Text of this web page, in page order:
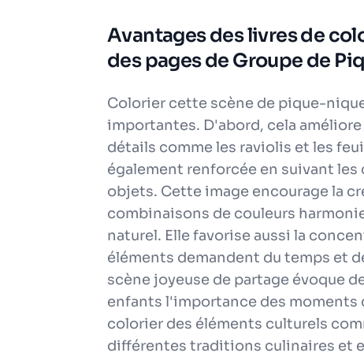
Avantages des livres de
des pages de Groupe de
Colorier cette scène de pique-
importantes. D'abord, cela
détails comme les raviolis et les
également renforcée en suivant
objets. Cette image encourage la
combinaisons de couleurs
naturel. Elle favorise aussi la
éléments demandent du temps et
scène joyeuse de partage évoque
enfants l'importance des moments
colorier des éléments culturels
différentes traditions culinaires et